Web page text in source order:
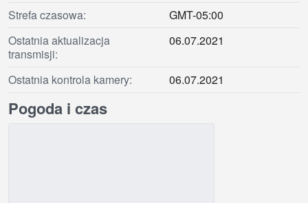
Strefa czasowa:
GMT-05:00
Ostatnia aktualizacja
transmisji:
06.07.2021
Ostatnia kontrola kamery: 06.07.2021
Pogoda i czas